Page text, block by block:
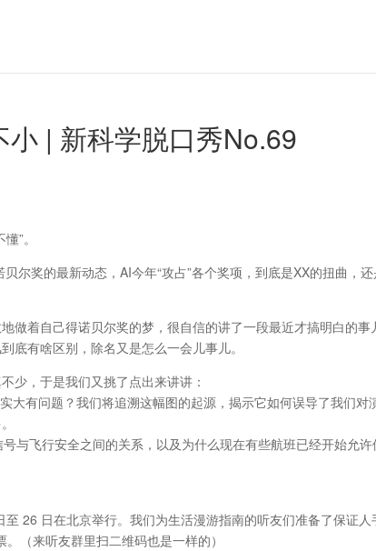
| 新科学脱口秀No.69
”。
尔奖的最新动态，AI今年“攻占”各个奖项，到底是XX的扭曲，
做着自己得诺贝尔奖的梦，很自信的讲了一段最近才搞明白的事
底有啥区别，除名又是怎么一会儿事儿。
少，于是我们又挑了点出来讲讲：
大有问题？我们将追溯这幅图的起源，揭示它如何误导了我们对
与飞行安全之间的关系，以及为什么现在有些航班已经开始允许
26 日在北京举行。我们为生活漫游指南的听友们准备了保证人
（来听友群里扫二维码也是一样的）